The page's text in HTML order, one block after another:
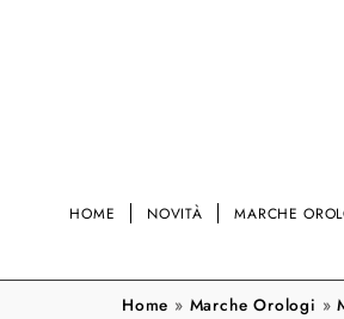
HOME NOVITÀ MARCHE
Home » Marche Orologi »